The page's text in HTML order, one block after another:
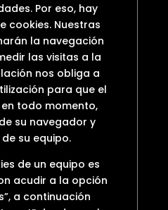
Por eso, hay
cookies. Nuestras
la navegación
las visitas a la
nos obliga a
para que el
todo momento,
su navegador y
su equipo.
de un equipo es
acudir a la opción
a continuación